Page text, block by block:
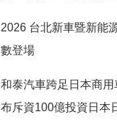
2026 台北新車暨新能
數登場
和泰汽車跨足日本商
布斥資100億投資日本